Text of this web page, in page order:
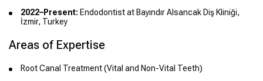
2022–Present: Endodontist at Bayındır Alsancak Diş Kliniği,
İzmir, Turkey
Areas of Expertise
Root Canal Treatment (Vital and Non-Vital Teeth)